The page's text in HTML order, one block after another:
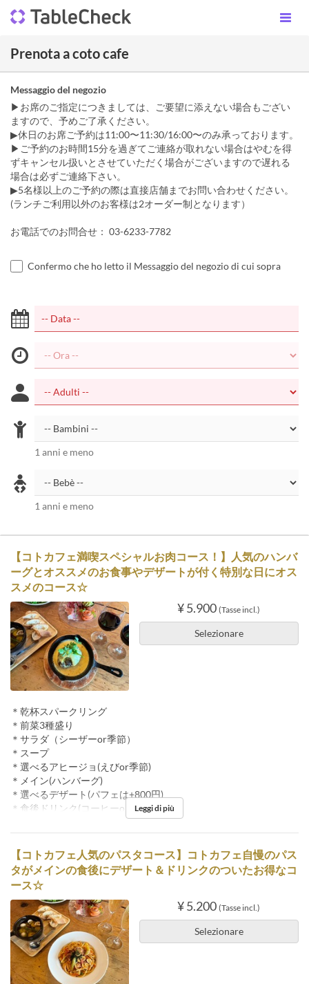
Prenota a coto cafe
Messaggio del negozio
▶お席のご指定につきましては、ご要望に添えない場合もござい
ますので、予めご了承ください。
▶︎休日のお席ご予約は11:00〜11:30/16:00〜のみ承っております。
▶ご予約のお時間15分を過ぎてご連絡が取れない場合はやむを得
ずキャンセル扱いとさせていただく場合がございますので遅れる
場合は必ずご連絡下さい。
▶5名様以上のご予約の際は直接店舗までお問い合わせください。
(ランチご利用以外のお客様は2オーダー制となります）
お電話でのお問合せ： 03-6233-7782
Confermo che ho letto il Messaggio del negozio di cui sopra
1 anni e meno
1 anni e meno
【コトカフェ満喫スペシャルお肉コース！】人気のハンバ
ーグとオススメのお食事やデザートが付く特別な日にオス
スメのコース☆
¥ 5.900 (Tasse incl.)
Selezionare
＊乾杯スパークリング
＊前菜3種盛り
＊サラダ（シーザーor季節）
＊スープ
＊選べるアヒージョ(えびor季節)
＊メイン(ハンバーグ)
＊選べるデザート(パフェは+800円)
＊食後ドリンク(コーヒーor紅茶)Leggi di più
【コトカフェ人気のパスタコース】コトカフェ自慢のパス
タがメインの食後にデザート＆ドリンクのついたお得なコ
ース☆
¥ 5.200 (Tasse incl.)
Selezionare